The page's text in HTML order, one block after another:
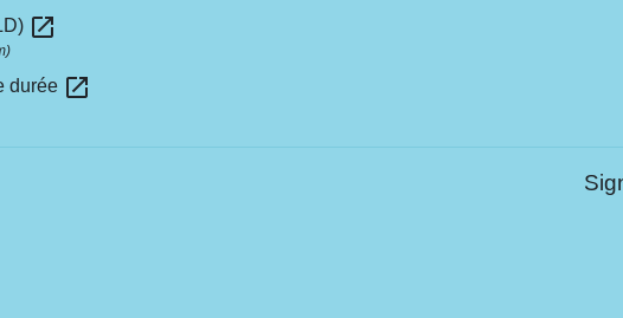
open_in_new
durée open_in_new